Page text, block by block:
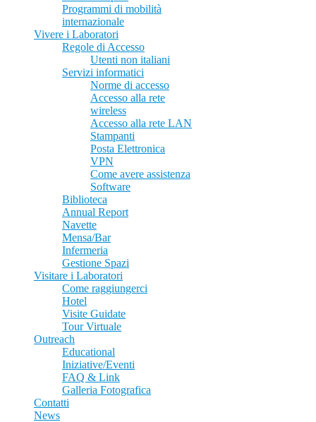
Programmi di mobilità
internazionale
Vivere i Laboratori
Regole di Accesso
Utenti non italiani
Servizi informatici
Norme di accesso
Accesso alla rete
wireless
Accesso alla rete LAN
Stampanti
Posta Elettronica
VPN
Come avere assistenza
Software
Biblioteca
Annual Report
Navette
Mensa/Bar
Infermeria
Gestione Spazi
Visitare i Laboratori
Come raggiungerci
Hotel
Visite Guidate
Tour Virtuale
Outreach
Educational
Iniziative/Eventi
FAQ & Link
Galleria Fotografica
Contatti
News